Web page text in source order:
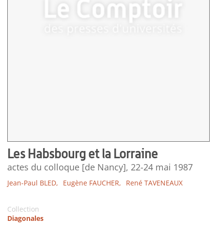
Les Habsbourg et la Lorraine
actes du colloque [de Nancy], 22-24 mai 1987
Jean-Paul BLED, Eugène FAUCHER, René TAVENEAUX
Collection
Diagonales